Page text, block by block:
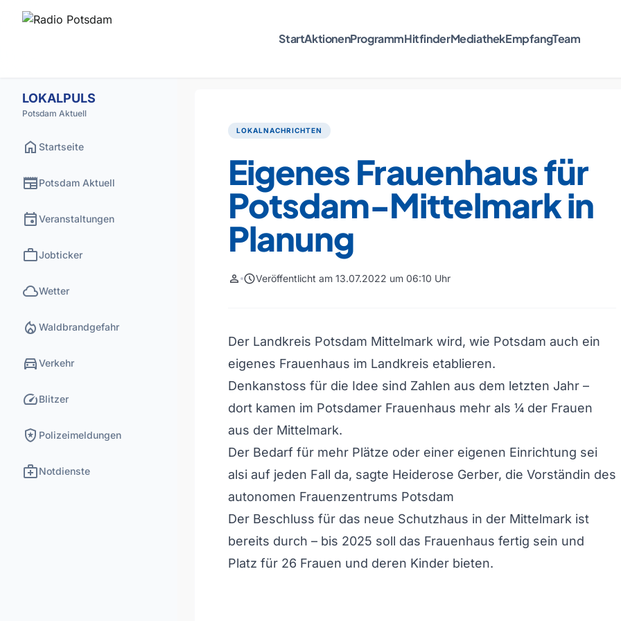
StartAktionenProgrammHitfinderMediathekEmpfangTeam
LOKALPULS
Potsdam Aktuell
home Startseite
newspaperPotsdam Aktuell
eventVeranstaltungen
workJobticker
cloudWetter
local_fire_department Waldbrandgefahr
directions_carVerkehr
speedBlitzer
local_police Polizeimeldungen
medical_servicesNotdienste
LOKALNACHRICHTEN
Eigenes Frauenhaus für
Potsdam-Mittelmark in
Planung
person scheduleVeröffentlicht am 13.07.2022 um 06:10 Uhr
Der Landkreis Potsdam Mittelmark wird, wie Potsdam auch ein
eigenes Frauenhaus im Landkreis etablieren.
Denkanstoss für die Idee sind Zahlen aus dem letzten Jahr –
dort kamen im Potsdamer Frauenhaus mehr als ¼ der Frauen
aus der Mittelmark.
Der Bedarf für mehr Plätze oder einer eigenen Einrichtung sei
alsi auf jeden Fall da, sagte Heiderose Gerber, die Vorständin des
autonomen Frauenzentrums Potsdam
Der Beschluss für das neue Schutzhaus in der Mittelmark ist
bereits durch – bis 2025 soll das Frauenhaus fertig sein und
Platz für 26 Frauen und deren Kinder bieten.